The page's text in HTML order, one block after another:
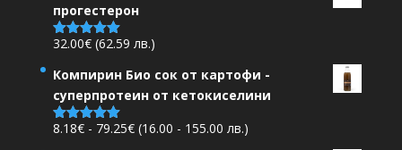
прогестерон
Оценено на
32.00€ (62.59 лв.)
Компирин Био сок от картофи -
суперпротеин от кетокиселини
Оценено на
8.18€ - 79.25€Ценови
(16.00 - 155.00 лв.)